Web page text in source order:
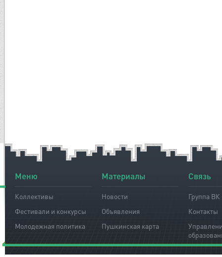
Меню
Коллективы
Фестивали и конкурсы
Молодежная политика
Материалы
Новости
Объявления
Пушкинская карта
Связь
Группа ВК
Контакты